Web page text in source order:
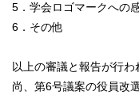
5．学会ロゴマークへの
6．その他
以上の審議と報告が行わ
尚、第6号議案の役員改